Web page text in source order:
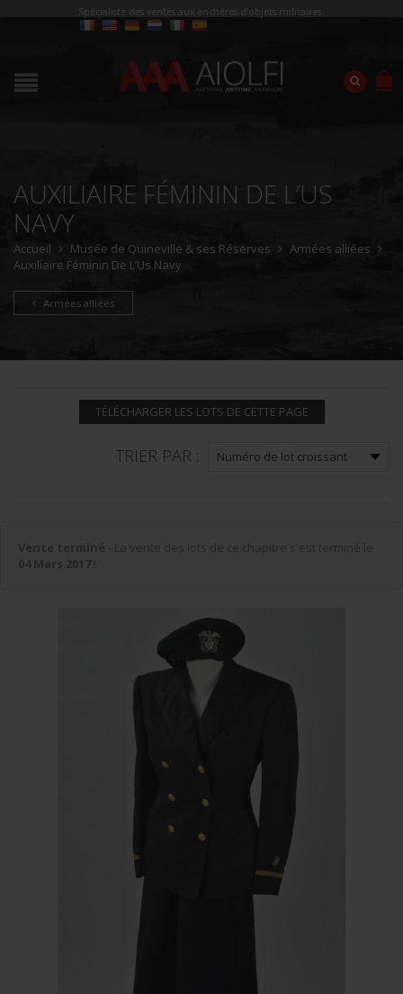
Spécialiste des ventes aux enchères d'objets militaires
AUXILIAIRE FÉMININ DE L’US
NAVY
Accueil Musée de Quineville & ses Réserves
Armées alliées
Auxiliaire Féminin De L’Us Navy
Armées alliées
TÉLÉCHARGER LES LOTS DE CETTE PAGE
TRIER PAR :